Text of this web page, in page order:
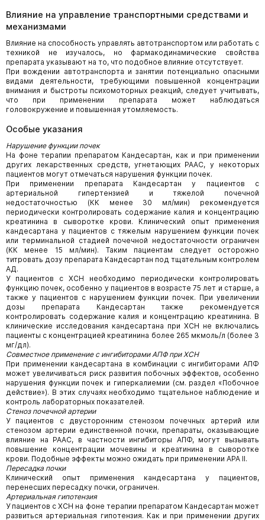
Влияние на управление транспортными средствами и
механизмами
Влияние на способность управлять автотранспортом или работать с
техникой не изучалось, но фармакодинамические свойства
препарата указывают на то, что подобное влияние отсутствует.
При вождении автотранспорта и занятии потенциально опасными
видами деятельности, требующими повышенной концентрации
внимания и быстроты психомоторных реакций, следует учитывать,
что при применении препарата может наблюдаться
головокружение и повышенная утомляемость.
Особые указания
Нарушение функции почек
На фоне терапии препаратом Кандесартан, как и при применении
других лекарственных средств, угнетающих РААС, у некоторых
пациентов могут отмечаться нарушения функции почек.
При применении препарата Кандесартан у пациентов с
артериальной гипертензией и тяжелой почечной
недостаточностью (КК менее 30 мл/мин) рекомендуется
периодически контролировать содержание калия и концентрацию
креатинина в сыворотке крови. Клинический опыт применения
кандесартана у пациентов с тяжелым нарушением функции почек
или терминальной стадией почечной недостаточности ограничен
(КК менее 15 мл/мин). Таким пациентам следует осторожно
титровать дозу препарата Кандесартан под тщательным контролем
АД.
У пациентов с ХСН необходимо периодически контролировать
функцию почек, особенно у пациентов в возрасте 75 лет и старше, а
также у пациентов с нарушением функции почек. При увеличении
дозы препарата Кандесартан также рекомендуется
контролировать содержание калия и концентрацию креатинина. В
клинические исследования кандесартана при ХСН не включались
пациенты с концентрацией креатинина более 265 мкмоль/л (более 3
мг/дл).
Совместное применение с ингибиторами АПФ при ХСН
При применении кандесартана в комбинации с ингибиторами АПФ
может увеличиваться риск развития побочных эффектов, особенно
нарушения функции почек и гиперкалиемии (см. раздел «Побочное
действие»). В этих случаях необходимо тщательное наблюдение и
контроль лабораторных показателей.
Стеноз почечной артерии
У пациентов с двусторонним стенозом почечных артерий или
стенозом артерии единственной почки, препараты, оказывающие
влияние на РААС, в частности ингибиторы АПФ, могут вызывать
повышение концентрации мочевины и креатинина в сыворотке
крови. Подобные эффекты можно ожидать при применении АРА II.
Пересадка почки
Клинический опыт применения кандесартана у пациентов,
перенесших пересадку почки, ограничен.
Артериальная гипотензия
У пациентов с ХСН на фоне терапии препаратом Кандесартан может
развиться артериальная гипотензия. Как и при применении других